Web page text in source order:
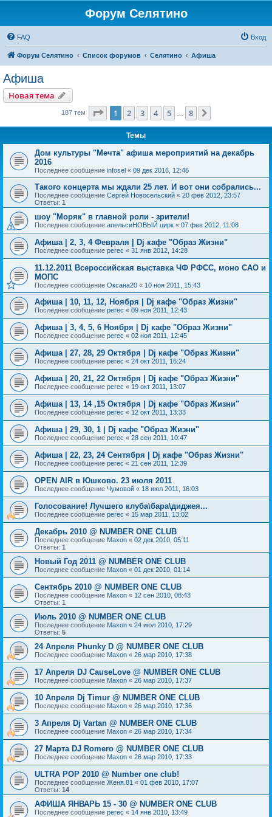
Форум Селятино
FAQ Вход
Форум Селятино Список форумов Селятино Афиша
Афиша
Новая тема
187 тем Страница из
1 2 3 4 5 8
Темы
Дом культуры "Мечта" афиша мероприятий на декабрь
2016
Последнее сообщение infosel « 09 дек 2016, 12:46
Такого концерта мы ждали 25 лет. И вот они собрались...
Последнее сообщение Сергей Новосельский « 20 фев 2012, 23:57
Ответы: 1
шоу "Моряк" в главной роли - зрители!
Последнее сообщение апельсиНОВЫЙ цирк « 07 фев 2012, 11:08
Афиша | 2, 3, 4 Февраля | Dj кафе "Образ Жизни"
Последнее сообщение perec « 31 янв 2012, 14:28
11.12.2011 Всероссийская выставка ЧФ РФСС, моно САО и
МОПС
Последнее сообщение Оксана20 « 10 ноя 2011, 15:43
Афиша | 10, 11, 12, Ноября | Dj кафе "Образ Жизни"
Последнее сообщение perec « 09 ноя 2011, 12:43
Афиша | 3, 4, 5, 6 Ноября | Dj кафе "Образ Жизни"
Последнее сообщение perec « 02 ноя 2011, 12:45
Афиша | 27, 28, 29 Октября | Dj кафе "Образ Жизни"
Последнее сообщение perec « 24 окт 2011, 16:24
Афиша | 20, 21, 22 Октября | Dj кафе "Образ Жизни"
Последнее сообщение perec « 19 окт 2011, 13:07
Афиша | 13, 14 ,15 Октября | Dj кафе "Образ Жизни"
Последнее сообщение perec « 12 окт 2011, 13:33
Афиша | 29, 30, 1 | Dj кафе "Образ Жизни"
Последнее сообщение perec « 28 сен 2011, 10:47
Афиша | 22, 23, 24 Сентября | Dj кафе "Образ Жизни"
Последнее сообщение perec « 21 сен 2011, 12:39
OPEN AIR в Юшково. 23 июля 2011
Последнее сообщение Чумовой « 18 июл 2011, 16:03
Голосование! Лучшего клуба\бара\диджея...
Последнее сообщение perec « 15 мар 2011, 13:02
Декабрь 2010 @ NUMBER ONE CLUB
Последнее сообщение Maxon « 02 дек 2010, 05:11
Ответы: 1
Новый Год 2011 @ NUMBER ONE CLUB
Последнее сообщение Maxon « 01 дек 2010, 01:14
Сентябрь 2010 @ NUMBER ONE CLUB
Последнее сообщение Maxon « 12 сен 2010, 08:43
Ответы: 1
Июль 2010 @ NUMBER ONE CLUB
Последнее сообщение Maxon « 24 июл 2010, 17:29
Ответы: 5
24 Апреля Phunky D @ NUMBER ONE CLUB
Последнее сообщение Maxon « 26 мар 2010, 17:38
17 Апреля DJ CauseLove @ NUMBER ONE CLUB
Последнее сообщение Maxon « 26 мар 2010, 17:37
10 Апреля Dj Timur @ NUMBER ONE CLUB
Последнее сообщение Maxon « 26 мар 2010, 17:36
3 Апреля Dj Vartan @ NUMBER ONE CLUB
Последнее сообщение Maxon « 26 мар 2010, 17:34
27 Марта DJ Romero @ NUMBER ONE CLUB
Последнее сообщение Maxon « 26 мар 2010, 17:33
ULTRA POP 2010 @ Number one club!
Последнее сообщение Женя.81 « 01 фев 2010, 17:07
Ответы: 14
АФИША ЯНВАРЬ 15 - 30 @ NUMBER ONE CLUB
Последнее сообщение perec « 14 янв 2010, 13:49